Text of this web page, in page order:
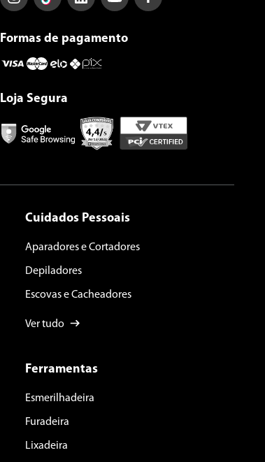
Formas de pagamento
Loja Segura
Cuidados Pessoais
Aparadores e Cortadores
Depiladores
Escovas e Cacheadores
Ver tudo
Ferramentas
Esmerilhadeira
Furadeira
Lixadeira